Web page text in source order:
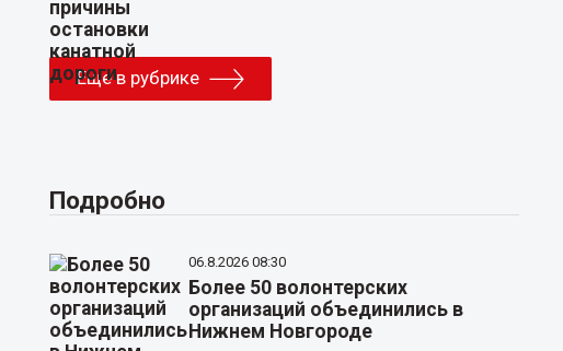
Еще в рубрике
Подробно
06.8.2026 08:30
Более 50 волонтерских
организаций объединились в
Нижнем Новгороде